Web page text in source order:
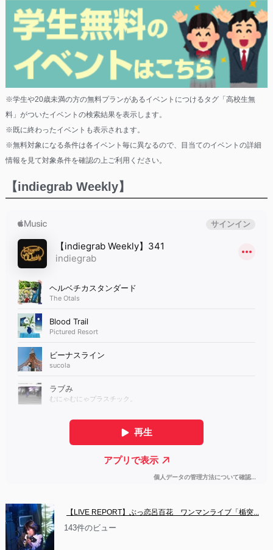
※学生や20歳未満の方の無料プランがあるイベントにつけるタグ「高校生無
料」がついたイベントの検索結果を表示します。
※既に終わったイベントも表示されます。
※無料対象になる条件は各イベント毎に異なるので、目当てのイベントの詳細
情報を見て対象条件を確認の上ご利用ください。
【indiegrab Weekly】
【LIVE REPORT】ぶっ恋呂百花　ワンマンライブ「楯突...
143件のビュー